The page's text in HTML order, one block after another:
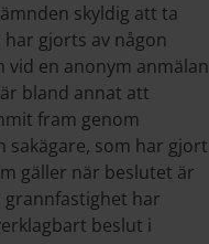
skyldig att ta
gjorts av någon
vid en anonym anmälan
bland annat att
fram genom
sakägare, som har gjort
gäller när beslutet är
grannfastighet har
beslut i